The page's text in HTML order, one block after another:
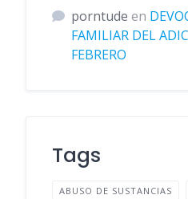
porntude en
FAMILIAR DEL
FEBRERO
Tags
ABUSO DE SUSTANCIAS